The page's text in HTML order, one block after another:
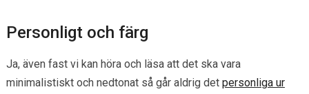
Personligt och färg
Ja, även fast vi kan höra och läsa att det ska vara
minimalistiskt och nedtonat så går aldrig det personliga ur